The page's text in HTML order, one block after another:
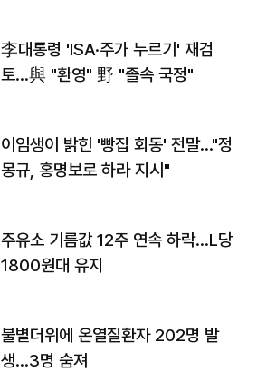
李대통령 'ISA·주가 누르기' 재검
토…與 "환영" 野 "졸속 국정"
이임생이 밝힌 '빵집 회동' 전말…"정
몽규, 홍명보로 하라 지시"
주유소 기름값 12주 연속 하락…L당
1800원대 유지
불볕더위에 온열질환자 202명 발
생…3명 숨져